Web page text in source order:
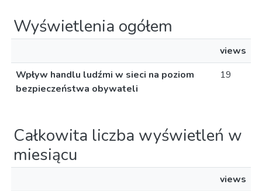
Wyświetlenia ogółem
views
Wpływ handlu ludźmi w sieci na poziom
bezpieczeństwa obywateli
19
Całkowita liczba wyświetleń w
miesiącu
views